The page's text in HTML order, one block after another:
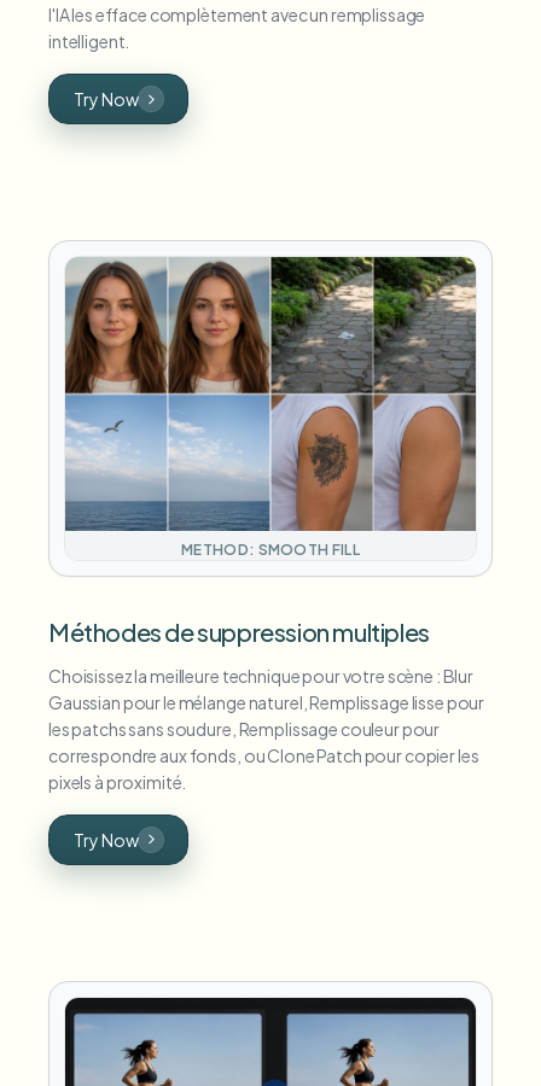
l'IA les efface complètement avec un remplissage
intelligent.
Try Now
METHOD: SMOOTH FILL
Méthodes de suppression multiples
Choisissez la meilleure technique pour votre scène : Blur
Gaussian pour le mélange naturel, Remplissage lisse pour
les patchs sans soudure, Remplissage couleur pour
correspondre aux fonds, ou Clone Patch pour copier les
pixels à proximité.
Try Now